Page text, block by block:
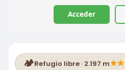
Acceder
🏕️Refugio libre · 2.197 m★★